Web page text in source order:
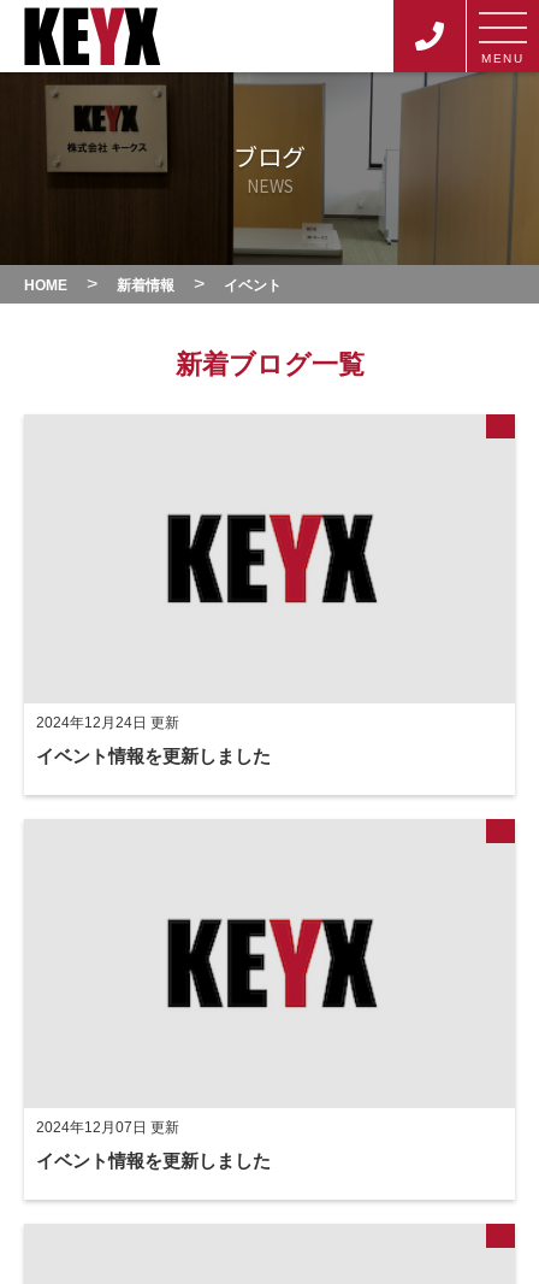
ブログ
NEWS
MENU
HOME > 新着情報 > イベント
新着ブログ一覧
2024年12月24日 更新
イベント情報を更新しました
2024年12月07日 更新
イベント情報を更新しました